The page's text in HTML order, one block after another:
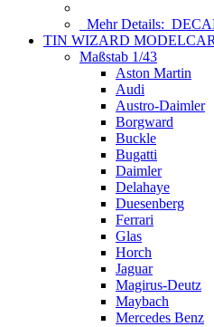
Mehr Details:
TIN WIZARD
Maßstab 1/43
Aston Martin
Audi
Austro-Daimler
Borgward
Buckle
Bugatti
Daimler
Delahaye
Duesenberg
Ferrari
Glas
Horch
Jaguar
Magirus-Deutz
Maybach
Mercedes Benz